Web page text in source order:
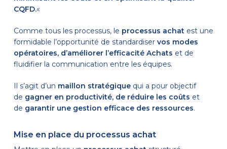
CQFD.«
Comme tous les processus, le processus achat est une
formidable l’opportunité de standardiser vos modes
opératoires, d’améliorer l’efficacité Achats et de
fluidifier la communication entre les équipes.
Il s’agit d’un maillon stratégiquequi a pour objectif
de gagner en productivité, de réduire les coûts et
de garantir une gestion efficace des ressources.
Mise en place du processus achat